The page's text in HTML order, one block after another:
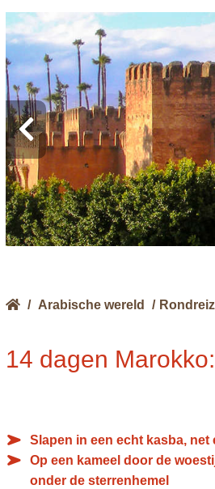
/ Arabische wereld /
14 dagen
Slapen in een echt kasba, net
Op een kameel door de
onder de sterrenhemel